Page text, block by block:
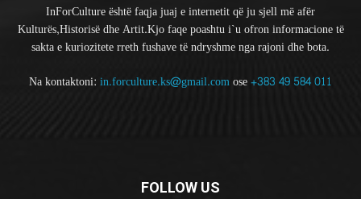
InForCulture është faqja juaj e internetit që ju sjell më afër
Kulturës,Historisë dhe Artit.Kjo faqe poashtu i`u ofron informacione të
sakta e kuriozitete rreth fushave të ndryshme nga rajoni dhe bota.
Na kontaktoni: in.forculture.ks@gmail.comose+383 49 584 011
FOLLOW US